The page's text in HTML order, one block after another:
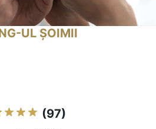
UL ȘOIMII
(97)